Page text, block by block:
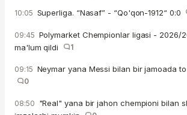
10:05 Superliga. “Nasaf” - “Qo'qon-1912“ 0:0
09:45 Polymarket Chempionlar ligasi - 2026/
ma'lum qildi
1
09:15 Neymar yana Messi bilan bir jamoada
0
08:50 "Real" yana bir jahon chempioni bilan